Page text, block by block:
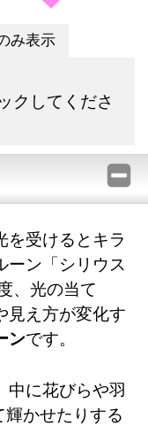
み表示
クしてくださ
を受けるとキラ
ーン「シリウス
、光の当て
見え方が変化す
ンです。
中に花びらや羽
かせたりする